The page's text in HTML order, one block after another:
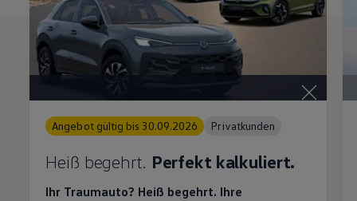
Angebot gültig bis 30.09.2026 Privatkunden
Heiß begehrt. Perfekt kalkuliert.
Ihr Traumauto? Heiß begehrt. Ihre